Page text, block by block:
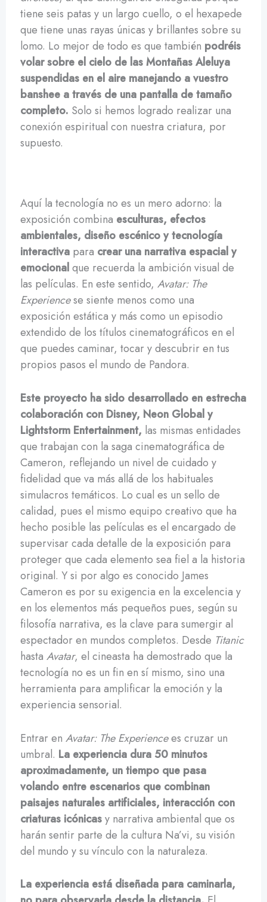
tiene seis patas y un largo cuello, o el hexapede
que tiene unas rayas únicas y brillantes sobre su
lomo. Lo mejor de todo es que también podréis
volar sobre el cielo de las Montañas Aleluya
suspendidas en el aire manejando a vuestro
banshee a través de una pantalla de tamaño
completo. Solo si hemos logrado realizar una
conexión espiritual con nuestra criatura, por
supuesto.
Aquí la tecnología no es un mero adorno: la
exposición combina esculturas, efectos
ambientales, diseño escénico y tecnología
interactivapara crear una narrativa espacial y
emocionalque recuerda la ambición visual de
las películas. En este sentido, Avatar: The
Experiencese siente menos como una
exposición estática y más como un episodio
extendido de los títulos cinematográficos en el
que puedes caminar, tocar y descubrir en tus
propios pasos el mundo de Pandora.
Este proyecto ha sido desarrollado en estrecha
colaboración con Disney, Neon Global y
Lightstorm Entertainment, las mismas entidades
que trabajan con la saga cinematográfica de
Cameron, reflejando un nivel de cuidado y
fidelidad que va más allá de los habituales
simulacros temáticos. Lo cual es un sello de
calidad, pues el mismo equipo creativo que ha
hecho posible las películas es el encargado de
supervisar cada detalle de la exposición para
proteger que cada elemento sea fiel a la historia
original. Y si por algo es conocido James
Cameron es por su exigencia en la excelencia y
en los elementos más pequeños pues, según su
filosofía narrativa, es la clave para sumergir al
espectador en mundos completos. Desde Titanic
hasta Avatar, el cineasta ha demostrado que la
tecnología no es un fin en sí mismo, sino una
herramienta para amplificar la emoción y la
experiencia sensorial.
Entrar en Avatar: The Experiencees cruzar un
umbral. La experiencia dura 50 minutos
aproximadamente, un tiempo que pasa
volando entre escenarios que combinan
paisajes naturales artificiales, interacción con
criaturas icónicasy narrativa ambiental que os
harán sentir parte de la cultura Na’vi, su visión
del mundo y su vínculo con la naturaleza.
La experiencia está diseñada para caminarla,